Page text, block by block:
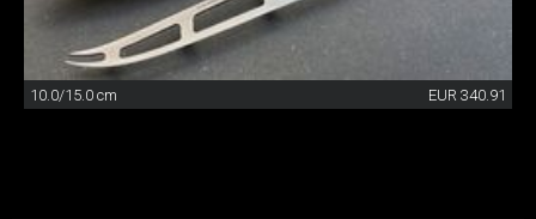
10.0/15.0 cm EUR 340.91